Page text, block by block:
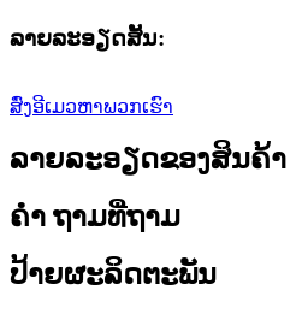
ລາຍລະອຽດສັ້ນ:
ສົ່ງອີເມວຫາພວກເຮົາ
ລາຍລະອຽດຂອງສິນຄ້າ
ຄຳ ຖາມທີ່ຖາມ
ປ້າຍຜະລິດຕະພັນ